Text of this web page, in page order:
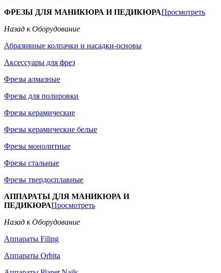
ФРЕЗЫ ДЛЯ МАНИКЮРА И ПЕДИКЮРАПросмотреть
Назад к Оборудование
Абразивные колпачки и насадки-основы
Аксессуары для фрез
Фрезы алмазные
Фрезы для полировки
Фрезы керамические
Фрезы керамические белые
Фрезы монолитные
Фрезы стальные
Фрезы твердосплавные
АППАРАТЫ ДЛЯ МАНИКЮРА И
ПЕДИКЮРАПросмотреть
Назад к Оборудование
Аппараты Filing
Аппараты Orbita